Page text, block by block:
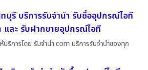
บุรี บริการรับจำนำ รับซื้ออุปกรณ์ไอที
และ รับฝากขายอุปกรณ์ไอที
บริการโดย รับจํานํา.com บริการรับจำนำของทุก